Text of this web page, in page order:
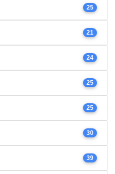
25
21
24
25
25
30
39